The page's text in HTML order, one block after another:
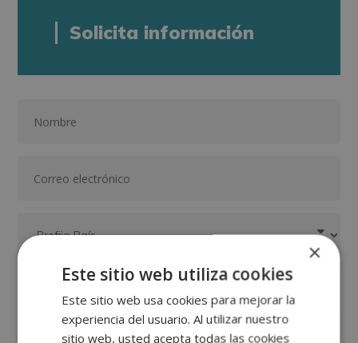
Solicita información
×
Este sitio web utiliza cookies
Este sitio web usa cookies para mejorar la
experiencia del usuario. Al utilizar nuestro
sitio web, usted acepta todas las cookies